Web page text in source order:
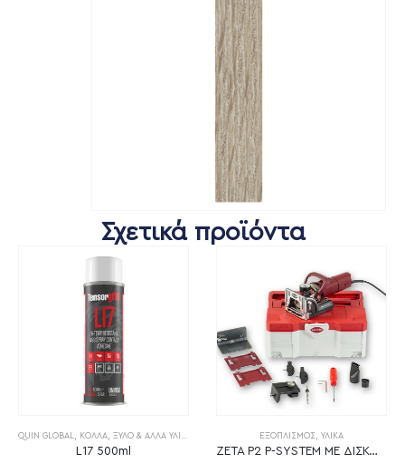
Σχετικά προϊόντα
QUIN GLOBAL, ΚΌΛΛΑ,ΞΎΛΟ & ΆΛΛΑ ΥΛΙΚΆ
L17 500ml
ΕΞΟΠΛΙΣΜΌΣ, ΥΛΙΚΆ
ZETA P2 P-SYSTEM ΜΕ ΔΙΣΚΟ DP (ΔΙΑΜΑΝΤΙ)